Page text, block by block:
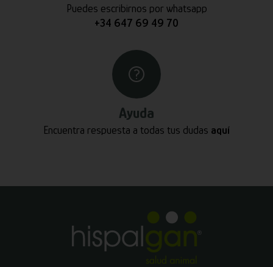
Puedes escribirnos por whatsapp
+34 647 69 49 70
Ayuda
Encuentra respuesta a todas tus dudas aquí